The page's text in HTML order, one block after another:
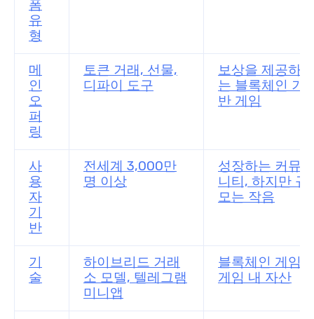
폼
유
형
메
인
오
퍼
링
토큰 거래, 선물,
디파이 도구
보상을 제공하
는 블록체인 기
반 게임
사
용
자
기
반
전세계 3,000만
명 이상
성장하는 커뮤
니티, 하지만 규
모는 작음
기
술
하이브리드 거래
소 모델, 텔레그램
미니앱
블록체인 게임,
게임 내 자산